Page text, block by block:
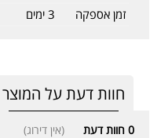
זמן אספקה
3 ימים
חוות דעת על המוצר
0 חוות דעת (אין דירוג)